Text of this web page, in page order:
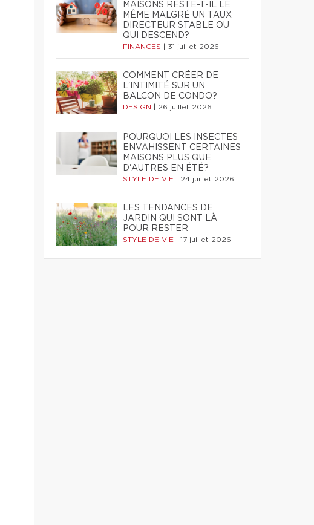
MAISONS RESTE-T-IL LE
MÊME MALGRÉ UN TAUX
DIRECTEUR STABLE OU
QUI DESCEND?
FINANCES 31 juillet 2026
COMMENT CRÉER DE
L'INTIMITÉ SUR UN
BALCON DE CONDO?
DESIGN 26 juillet 2026
POURQUOI LES INSECTES
ENVAHISSENT CERTAINES
MAISONS PLUS QUE
D'AUTRES EN ÉTÉ?
STYLE DE VIE 24 juillet 2026
LES TENDANCES DE
JARDIN QUI SONT LÀ
POUR RESTER
STYLE DE VIE 17 juillet 2026